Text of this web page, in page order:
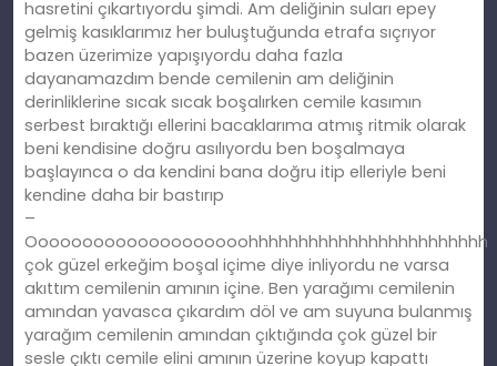
hasretini çıkartıyordu şimdi. Am deliğinin suları epey
gelmiş kasıklarımız her buluştuğunda etrafa sıçrıyor
bazen üzerimize yapışıyordu daha fazla
dayanamazdım bende cemilenin am deliğinin
derinliklerine sıcak sıcak boşalırken cemile kasımın
serbest bıraktığı ellerini bacaklarıma atmış ritmik olarak
beni kendisine doğru asılıyordu ben boşalmaya
başlayınca o da kendini bana doğru itip elleriyle beni
kendine daha bir bastırıp
–
Oooooooooooooooooooohhhhhhhhhhhhhhhhhhhhhhhh
çok güzel erkeğim boşal içime diye inliyordu ne varsa
akıttım cemilenin amının içine. Ben yarağımı cemilenin
amından yavasca çıkardım döl ve am suyuna bulanmış
yarağım cemilenin amından çıktığında çok güzel bir
sesle çıktı cemile elini amının üzerine koyup kapattı